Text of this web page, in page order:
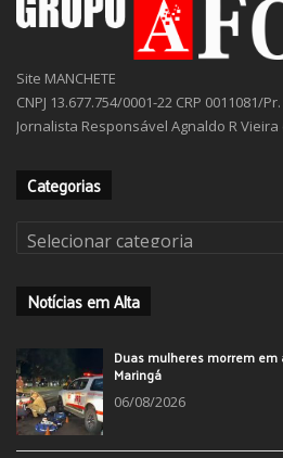
Site MANCHETE
CNPJ 13.677.754/0001-22 CRP 0011081/Pr.
Jornalista Responsável Agnaldo R Vieira
Categorias
Categorias
Notícias em Alta
Duas mulheres morrem
Maringá
06/08/2026